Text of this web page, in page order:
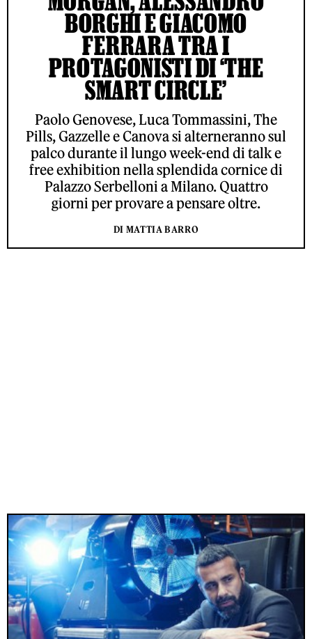
BORGHI E GIACOMO
FERRARA TRA I
PROTAGONISTI DI ‘THE
SMART CIRCLE’
Paolo Genovese, Luca Tommassini, The
Pills, Gazzelle e Canova si alterneranno sul
palco durante il lungo week-end di talk e
free exhibition nella splendida cornice di
Palazzo Serbelloni a Milano. Quattro
giorni per provare a pensare oltre.
DI MATTIA BARRO